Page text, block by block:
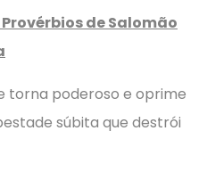
Provérbios de Salomão
torna poderoso e oprime
súbita que destrói